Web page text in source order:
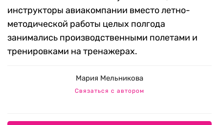
инструкторы авиакомпании вместо летно-
методической работы целых полгода
занимались производственными полетами и
тренировками на тренажерах.
Мария Мельникова
Связаться с автором